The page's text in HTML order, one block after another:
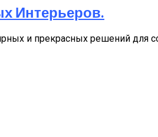
Интерьеров.
и прекрасных решений для